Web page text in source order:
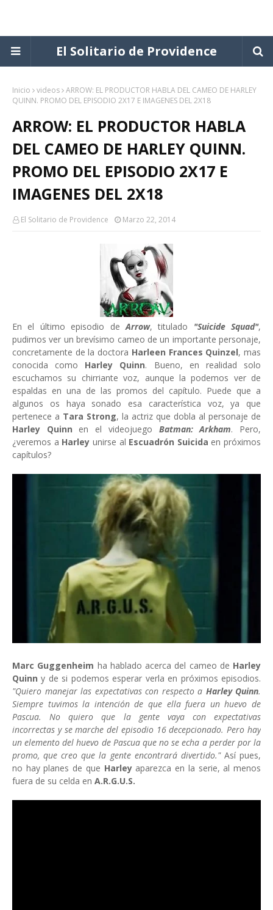
El Solitario de Providence
Inicio videos ARROW: EL PRODUCTOR HABLA DEL CAMEO DE HARLEY
QUINN. PROMO DEL EPISODIO 2X17 E IMAGENES DEL 2X18
ARROW: EL PRODUCTOR HABLA
DEL CAMEO DE HARLEY QUINN.
PROMO DEL EPISODIO 2X17 E
IMAGENES DEL 2X18
El Solitario de Providence Marzo 22, 2014
En el último episodio deArrow, titulado "Suicide Squad",
pudimos ver un brevísimo cameo de un importante personaje,
concretamente de la doctora Harleen Frances Quinzel, mas
conocida como Harley Quinn. Bueno, en realidad solo
escuchamos su chirriante voz, aunque la podemos ver de
espaldas en una de las promos del capítulo. Puede que a
algunos os haya sonado esa característica voz, ya que
pertenece a Tara Strong, la actriz que dobla al personaje de
Harley Quinn en el videojuego Batman: Arkham. Pero,
¿veremos a Harley unirse al Escuadrón Suicida en próximos
capítulos?
Marc Guggenheim ha hablado acerca del cameo de Harley
Quinn y de si podemos esperar verla en próximos episodios.
"Quiero manejar las expectativas con respecto a Harley Quinn.
Siempre tuvimos la intención de que ella fuera un huevo de
Pascua. No quiero que la gente vaya con expectativas
incorrectas y se marche del episodio 16 decepcionado. Pero hay
un elemento del huevo de Pascua que no se echa a perder por la
promo, que creo que la gente encontrará divertido."Así pues,
no hay planes de que Harley aparezca en la serie, al menos
fuera de su celda en A.R.G.U.S.